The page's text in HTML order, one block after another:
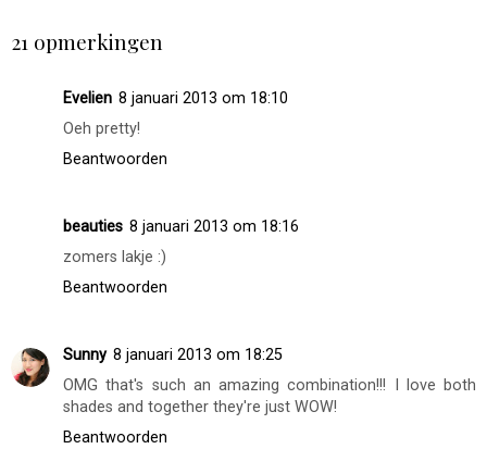
21 opmerkingen
Evelien 8 januari 2013 om 18:10
Oeh pretty!
Beantwoorden
beauties 8 januari 2013 om 18:16
zomers lakje :)
Beantwoorden
Sunny 8 januari 2013 om 18:25
OMG that's such an amazing combination!!! I love both
shades and together they're just WOW!
Beantwoorden